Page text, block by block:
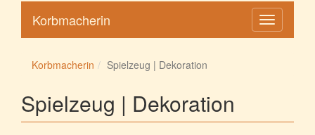
Toggle
navigation
Korbmacherin
Korbmacherin Spielzeug | Dekoration
Spielzeug | Dekoration